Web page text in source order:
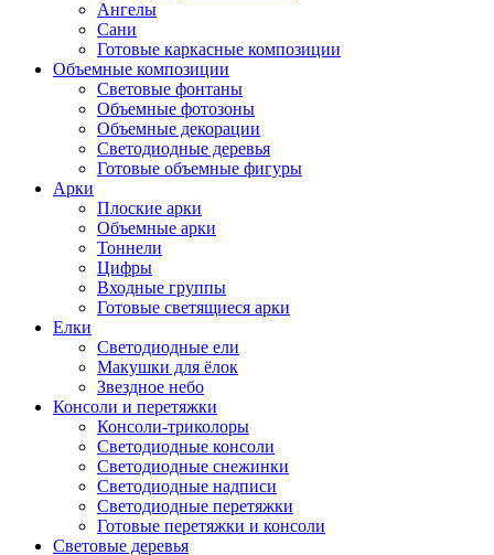
Ангелы
Сани
Готовые каркасные композиции
Объемные композиции
Световые фонтаны
Объемные фотозоны
Объемные декорации
Светодиодные деревья
Готовые объемные фигуры
Арки
Плоские арки
Объемные арки
Тоннели
Цифры
Входные группы
Готовые светящиеся арки
Елки
Светодиодные ели
Макушки для ёлок
Звездное небо
Консоли и перетяжки
Консоли-триколоры
Светодиодные консоли
Светодиодные снежинки
Светодиодные надписи
Светодиодные перетяжки
Готовые перетяжки и консоли
Световые деревья